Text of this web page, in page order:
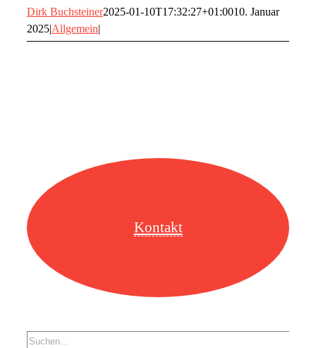
Dirk Buchsteiner2025-01-10T17:32:27+01:0010. Januar
2025|Allgemein|
Kontakt
Suche